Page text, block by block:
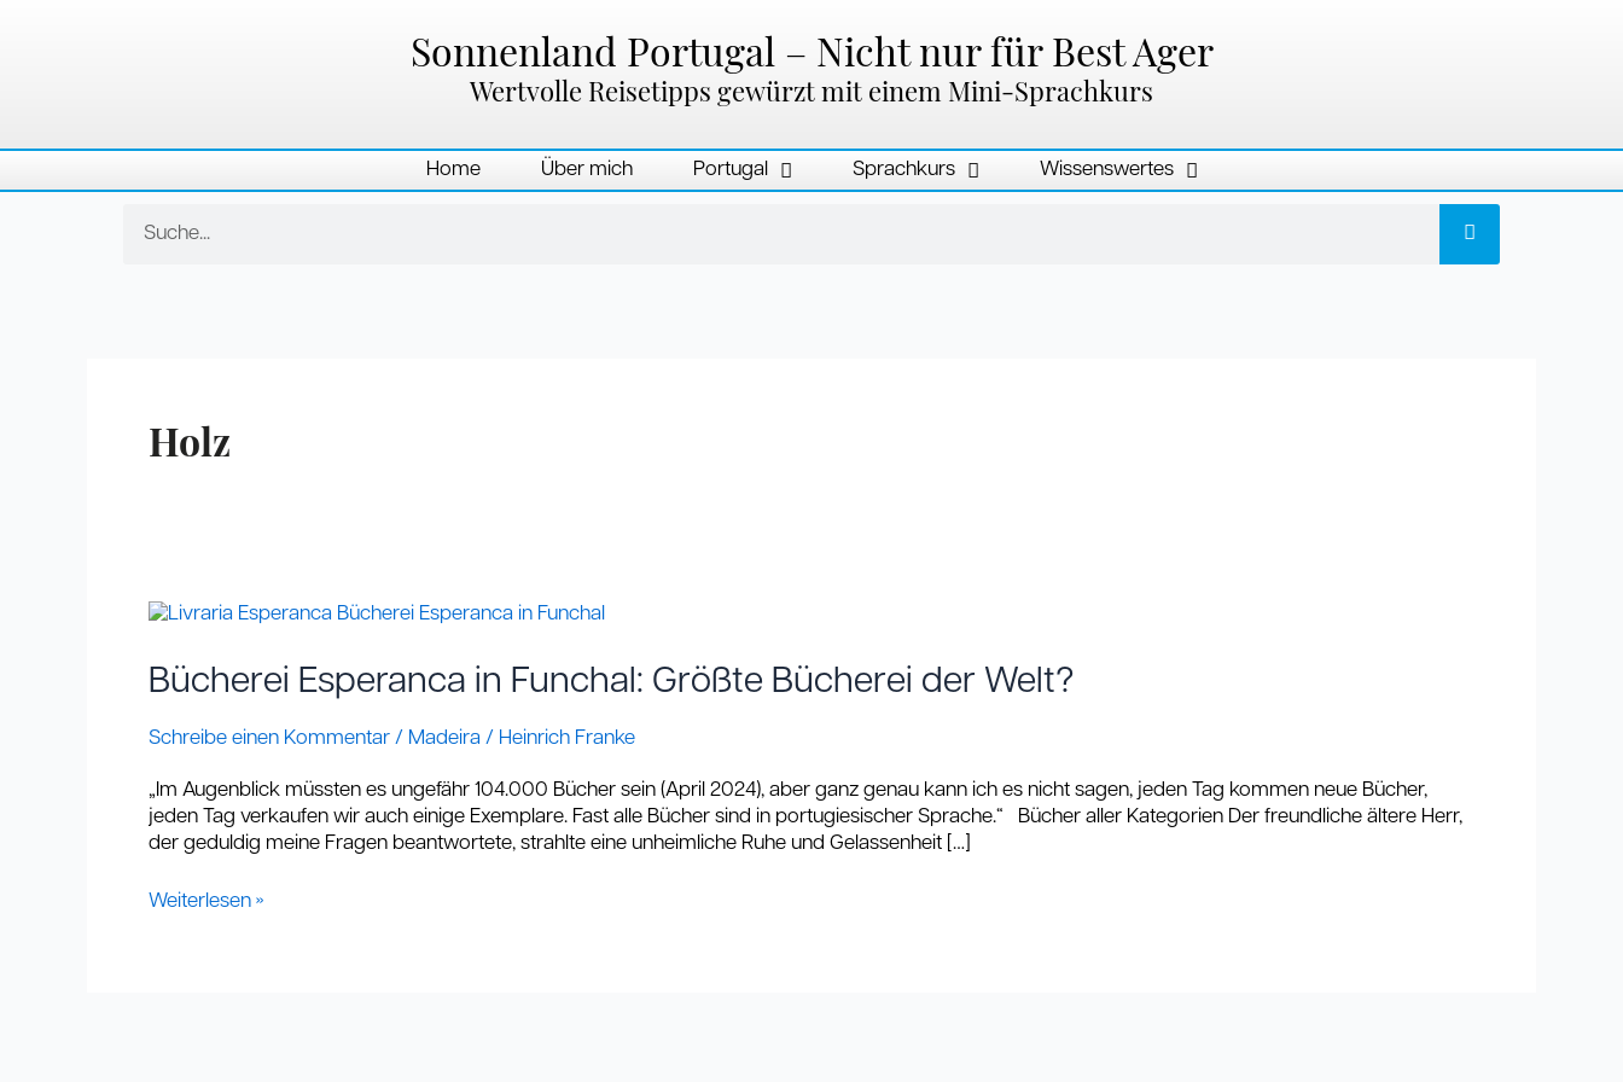
Sonnenland Portugal – Nicht nur für Best Ager
Wertvolle Reisetipps gewürzt mit einem Mini-Sprachkurs
Home Über mich Portugal Sprachkurs Wissenswertes
Holz
Bücherei Esperanca in Funchal: Größte Bücherei der Welt?
Schreibe einen Kommentar / Madeira / Heinrich Franke
„Im Augenblick müssten es ungefähr 104.000 Bücher sein (April 2024), aber ganz genau kann ich es nicht sagen, jeden Tag kommen neue Bücher,
jeden Tag verkaufen wir auch einige Exemplare. Fast alle Bücher sind in portugiesischer Sprache.“ Bücher aller Kategorien Der freundliche ältere Herr,
der geduldig meine Fragen beantwortete, strahlte eine unheimliche Ruhe und Gelassenheit […]
Bücherei
in
Funchal:
Bücherei
Welt?
Weiterlesen »